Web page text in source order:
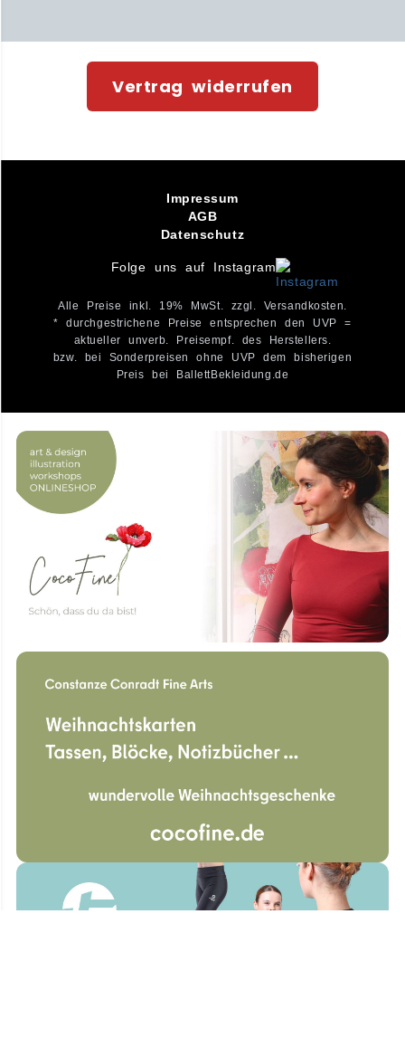
Vertrag widerrufen
Impressum
AGB
Datenschutz
Folge uns auf Instagram
Alle Preise inkl. 19% MwSt. zzgl. Versandkosten.
* durchgestrichene Preise entsprechen den UVP =
aktueller unverb. Preisempf. des Herstellers.
bzw. bei Sonderpreisen ohne UVP dem bisherigen
Preis bei BallettBekleidung.de